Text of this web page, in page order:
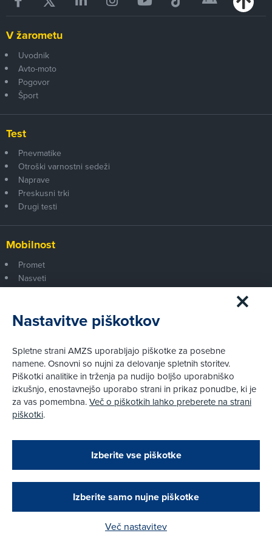
Zapri
Podarjamo vam 10 €!
Obstoječi in novi AMZS člani, ki boste v AMZS
opravili registracijo vozila, boste prejeli
vrednostno darilno kartico z dobroimetjem v višini
Kako do darila?
V žarometu
Uvodnik
Avto-moto
Pogovor
Šport
Test
Pnevmatike
Otroški varnostni sedeži
Naprave
Preskusni trki
Drugi testi
Mobilnost
Promet
Nasveti
Avtomobili
Panorama
Prvi pogled
Za volanom
Test
Tehnika
Pravni vidiki
Creatim
Pri spletni včlanitvi so podprta naslednja plačilna sredstva:
Nastavitve piškotkov
Spletne strani AMZS uporabljajo piškotke za posebne
namene. Osnovni so nujni za delovanje spletnih storitev.
Piškotki analitike in trženja pa nudijo boljšo uporabniško
izkušnjo, enostavnejšo uporabo strani in prikaz ponudbe, ki je
za vas pomembna.Več o piškotkih lahko preberete na strani
piškotki.
Izberite vse piškotke
Izberite samo nujne piškotke
Več nastavitev